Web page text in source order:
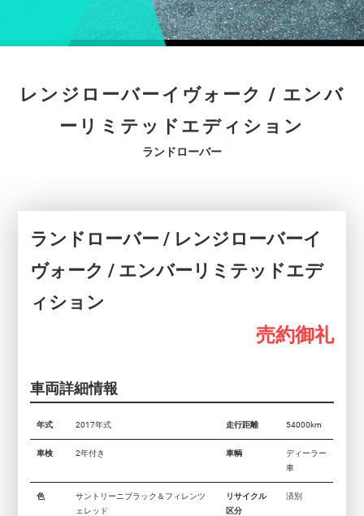
レンジローバーイヴォーク / エンバ
ーリミテッドエディション
ランドローバー
ランドローバー / レンジローバーイ
ヴォーク / エンバーリミテッドエデ
ィション
売約御礼
車両詳細情報
年式 2017年式 走行距離 54000km
車検 2年付き 車輌
ディーラー
車
色
サントリーニブラック＆フィレンツ
ェレッド
リサイクル
区分
済別